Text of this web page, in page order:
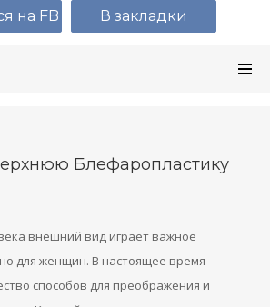
Блефаропластику
внешний вид играет важное
для женщин. В настоящее время
способов для преображения и
на FB В закладки